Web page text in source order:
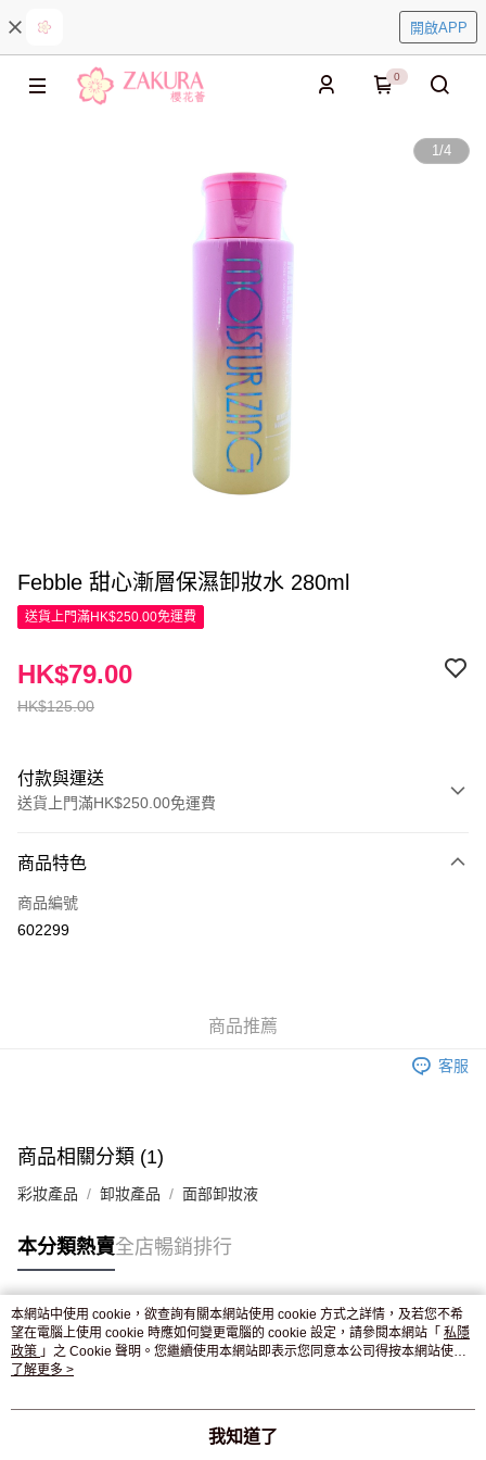
開啟APP
0
1/4
Febble 甜心漸層保濕卸妝水 280ml
送貨上門滿HK$250.00免運費
HK$125.00
HK$79.00
付款與運送
送貨上門滿HK$250.00免運費
信用卡
Apple Pay
付款後門市自取，訂單確認後2-4個工作天到店，7天內取。逾期後
商品特色
商品編號
602299
商品推薦
客服
商品相關分類 (1)
彩妝產品 卸妝產品 面部卸妝液
本分類熱賣全店暢銷排行
熱門標籤
熱銷排行
本網站中使用 cookie，欲查詢有關本網站使用 cookie 方式之詳情，及若您不希
望在電腦上使用 cookie 時應如何變更電腦的 cookie 設定，請參閱本網站「 私隱
政策 」之 Cookie 聲明。您繼續使用本網站即表示您同意本公司得按本網站使用
條款之 Cookie 聲明使用 cookie。
了解更多 >
我知道了